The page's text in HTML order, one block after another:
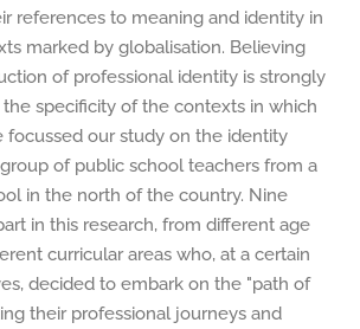
references to meaning and identity in
marked by globalisation. Believing
of professional identity is strongly
specificity of the contexts in which
focussed our study on the identity
of public school teachers from a
in the north of the country. Nine
in this research, from different age
curricular areas who, at a certain
decided to embark on the "path of
their professional journeys and